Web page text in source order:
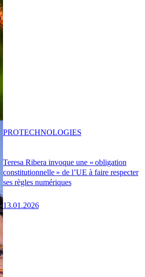
Teresa Ribera invoque une « obligation
constitutionnelle » de l’UE à faire respecter
ses règles numériques
13.01.2026
PROTECHNOLOGIES